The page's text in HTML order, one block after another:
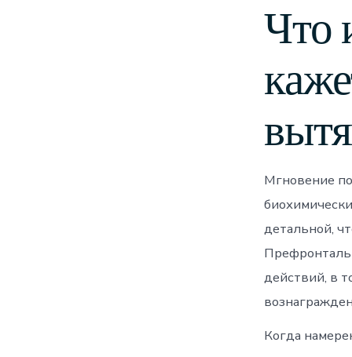
Что
Мгновение
детальной,
действий, в
Когда